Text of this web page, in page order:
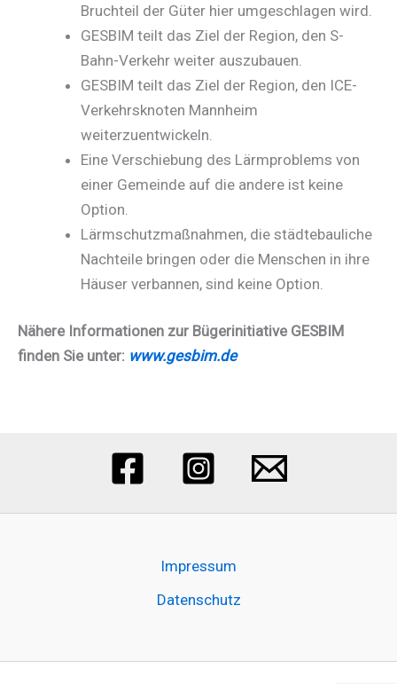
Bruchteil der Güter hier umgeschlagen wird.
GESBIM teilt das Ziel der Region, den S-
Bahn-Verkehr weiter auszubauen.
GESBIM teilt das Ziel der Region, den ICE-
Verkehrsknoten Mannheim
weiterzuentwickeln.
Eine Verschiebung des Lärmproblems von
einer Gemeinde auf die andere ist keine
Option.
Lärmschutzmaßnahmen, die städtebauliche
Nachteile bringen oder die Menschen in ihre
Häuser verbannen, sind keine Option.
Nähere Informationen zur Bügerinitiative GESBIM
finden Sie unter: www.gesbim.de
Impressum
Datenschutz